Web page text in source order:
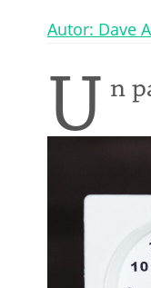
Autor: Dave
U n